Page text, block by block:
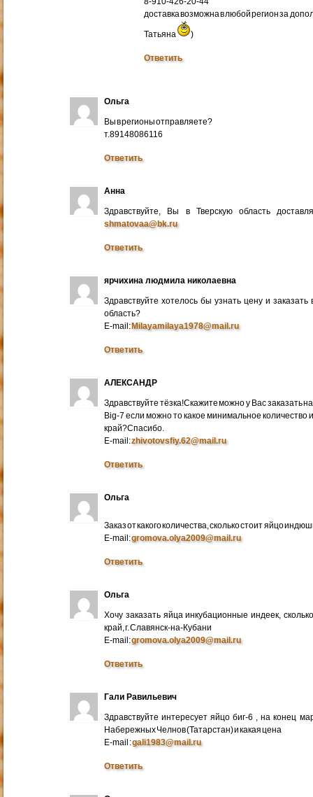
доставка возможна в любой регион за
Татьяна )
Ответить
Ольга
Вы в регионы отправляете?
т.89148086116
Ответить
Анна
Здравствуйте, Вы в Тверскую область
shmatovaa@bk.ru
Ответить
ярчихина людмила николаевна
Здравствуйте хотелось бы узнать цену и
область?
E-mail:Milayamilaya1978@mail.ru
Ответить
АЛЕКСАНДР
Здравствуйте тёзка!Скажите можно у Вас заказать
Big-7 если можно то какое минимальное количество
край?Спасибо.
E-mail:zhivotovsfiy.62@mail.ru
Ответить
Ольга
Заказ от какого количества, сколько стоит яйцо
E-mail:gromova.olya2009@mail.ru
Ответить
Ольга
Хочу заказать яйца инкубационные индеек,
край, г. Славянск-на-Кубани
E-mail:gromova.olya2009@mail.ru
Ответить
Гали Равильевич
Здравствуйте интересует яйцо биг-6 , на конец
Набережных Челнов (Татарстан) и какая цена
E-mail :gali1983@mail.ru
Ответить